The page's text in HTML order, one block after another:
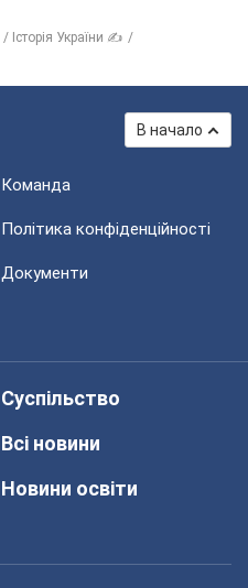
Історія України ✍
В начало
Команда
Політика конфіденційності
Документи
Суспільство
Всі новини
Новини освіти